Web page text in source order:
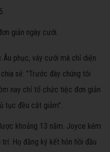
giản ngày cưới.
phục, váy cưới mà chỉ diện
sẻ: "Trước đây chúng tôi
nay chỉ tổ chức tiệc đơn giản
tục đều cắt giảm".
khoảng 13 năm. Joyce kém
Họ đăng ký kết hôn hồi đầu